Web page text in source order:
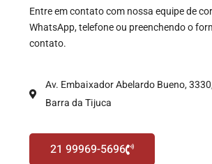
Entre em contato com nossa equipe de
WhatsApp, telefone ou preenchendo o
contato.
Av. Embaixador Abelardo Bueno,
Barra da Tijuca
21 99969-5696